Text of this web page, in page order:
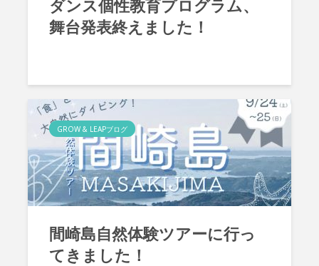
ダンス個性教育プログラム、
舞台発表終えました！
GROW & LEAPブログ
間崎島自然体験ツアーに行っ
てきました！